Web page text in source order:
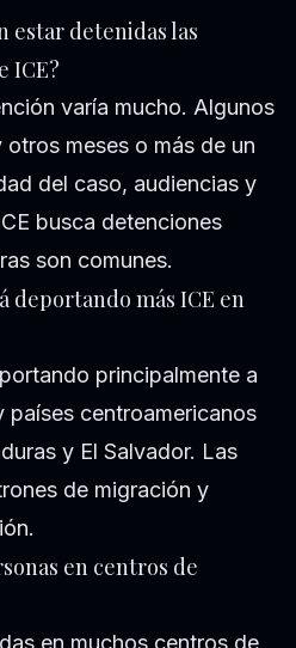
estar detenidas las
ICE?
varía mucho. Algunos
meses o más de un
del caso, audiencias y
busca detenciones
son comunes.
deportando más ICE en
principalmente a
países centroamericanos
y El Salvador. Las
de migración y
en centros de